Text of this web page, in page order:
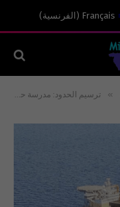
Français
( الفرنسية)
» ترسيم الحدود: مدرسة حافظ الأسد ليست جوابا